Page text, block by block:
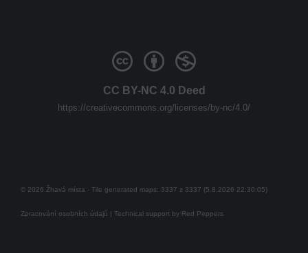
CC BY-NC 4.0 Deed
https://creativecommons.org/licenses/by-nc/4.0/
© 2026 Žhavá místa - Tile generated maps: 3337 z 3337 (5.8.2026 22:30:05)
Zpracování osobních údajů | Technical support by Red Peppers